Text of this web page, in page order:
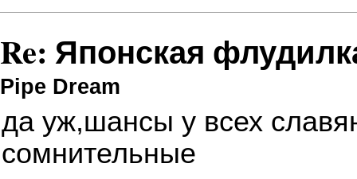
Re: Японская
Pipe Dream
да уж,шансы у всех
сомнительные